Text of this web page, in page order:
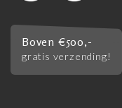
Boven €500,-
gratis verzending!